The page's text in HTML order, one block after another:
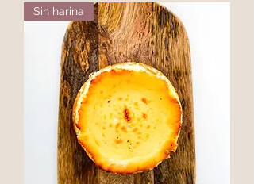
Sin harina